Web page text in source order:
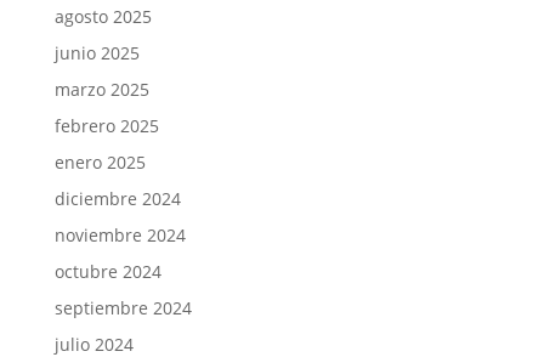
agosto 2025
junio 2025
marzo 2025
febrero 2025
enero 2025
diciembre 2024
noviembre 2024
octubre 2024
septiembre 2024
julio 2024